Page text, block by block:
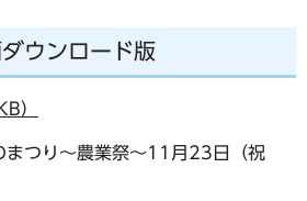
ウンロード版
）
まつり～農業祭～11月23日（祝